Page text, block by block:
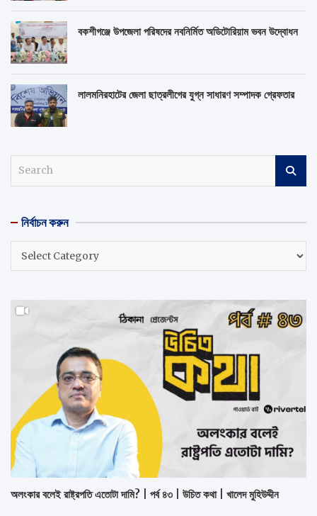
বকশীগঞ্জে উপজেলা পরিষদের নবনির্মিত অডিটোরিয়াম ভবন উদ্বোধন
লালমনিরহাটের জেলা ছাত্রলীগের যুগ্ন সাধারণ সম্পাদক গ্রেফতার
c
h
নির্বাচন করুন
করুন
অলংকার বলেই রাষ্ট্রপতি এতোটা দামি? | পর্ব ৪৩ | উচিত কথা | খালেদ মুহিউদ্দীন